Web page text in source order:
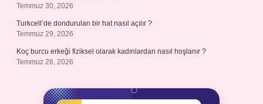
Temmuz 30, 2026
Turkcell’de dondurulan bir hat nasıl açılır ?
Temmuz 29, 2026
Koç burcu erkeği fiziksel olarak kadınlardan nasıl hoşlanır ?
Temmuz 26, 2026